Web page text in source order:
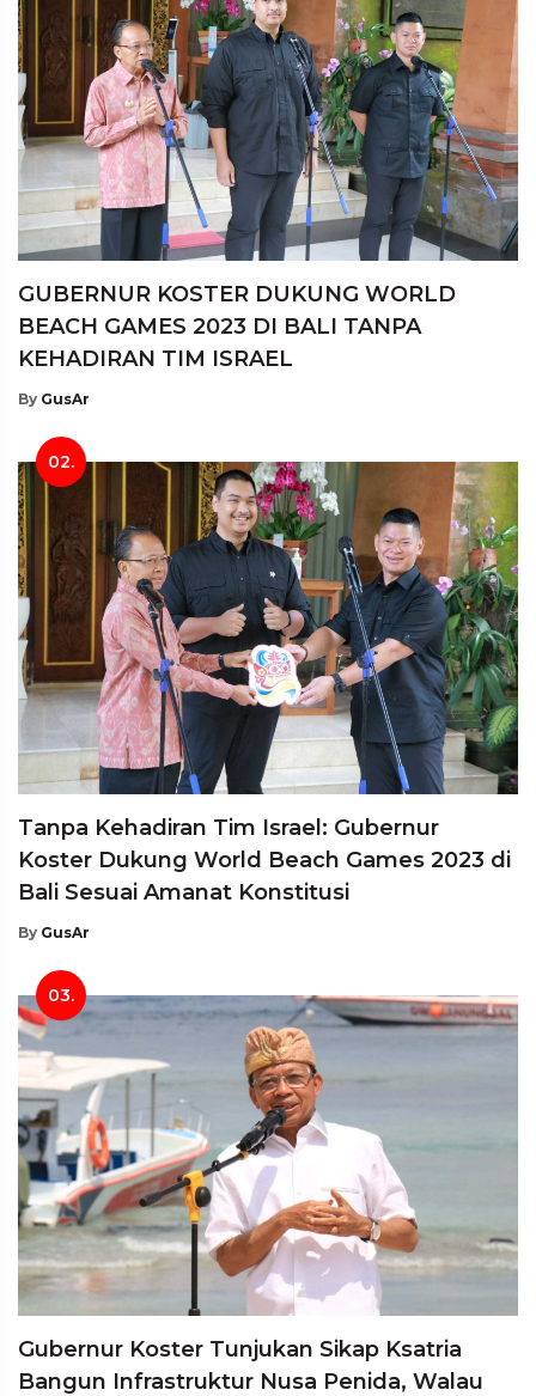
GUBERNUR KOSTER DUKUNG WORLD
BEACH GAMES 2023 DI BALI TANPA
KEHADIRAN TIM ISRAEL
By GusAr
02.
Tanpa Kehadiran Tim Israel: Gubernur
Koster Dukung World Beach Games 2023 di
Bali Sesuai Amanat Konstitusi
By GusAr
03.
Gubernur Koster Tunjukan Sikap Ksatria
Bangun Infrastruktur Nusa Penida, Walau